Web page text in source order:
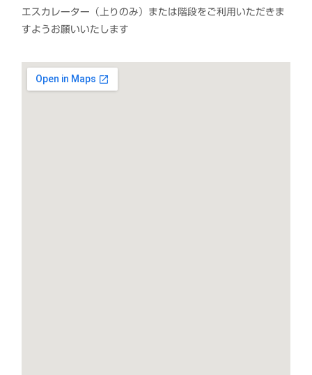
エスカレーター（上りのみ）または階段をご利用いただきま
すようお願いいたします